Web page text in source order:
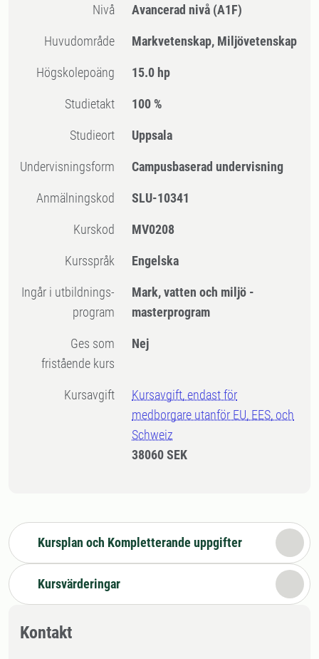
Nivå Avancerad nivå (A1F)
Huvudområde Markvetenskap, Miljövetenskap
högskolepoäng 15.0 hp
Studietakt 100 %
Studieort Uppsala
Undervisningsform Campusbaserad undervisning
Anmälningskod SLU-10341
Kurskod MV0208
Kursspråk Engelska
Ingår i utbildnings-
program
Mark, vatten och miljö -
masterprogram
Ges som
fristående kurs
Nej
Kursavgift
Kursavgift, endast för
medborgare utanför EU, EES, och
Schweiz
38060 SEK
Kursplan och Kompletterande uppgifter
Kursvärderingar
Kontakt